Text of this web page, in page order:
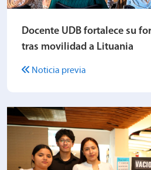
Docente UDB fortalece su
tras movilidad a Lituania
Noticia previa